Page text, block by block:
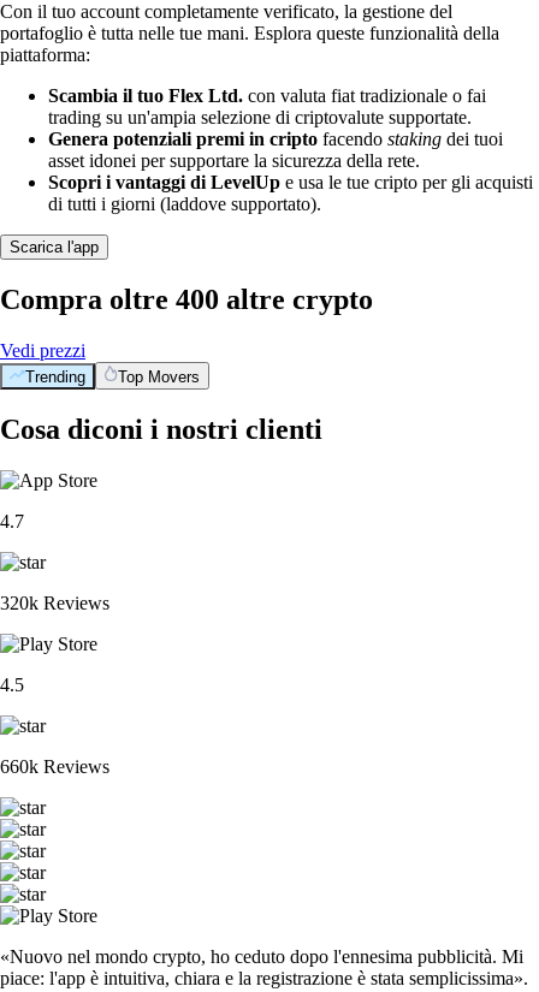
Con il tuo account completamente verificato, la gestione del
portafoglio è tutta nelle tue mani. Esplora queste funzionalità della
piattaforma:
Scambia il tuo Flex Ltd. con valuta fiat tradizionale o fai
trading su un'ampia selezione di criptovalute supportate.
Genera potenziali premi in cripto facendo staking dei tuoi
asset idonei per supportare la sicurezza della rete.
Scopri i vantaggi di LevelUp e usa le tue cripto per gli acquisti
di tutti i giorni (laddove supportato).
Scarica l'app
Compra oltre 400 altre crypto
Vedi prezzi
Trending Top Movers
Cosa diconi i nostri clienti
4.7
320k Reviews
4.5
660k Reviews
«Nuovo nel mondo crypto, ho ceduto dopo l'ennesima pubblicità. Mi
piace: l'app è intuitiva, chiara e la registrazione è stata semplicissima».